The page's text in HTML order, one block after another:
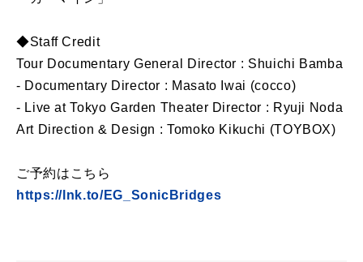
◆Staff Credit
Tour Documentary General Director : Shuichi Bamba
- Documentary Director : Masato Iwai (cocco)
- Live at Tokyo Garden Theater Director : Ryuji Noda
Art Direction & Design : Tomoko Kikuchi (TOYBOX)
ご予約はこちら
https://lnk.to/EG_SonicBridges